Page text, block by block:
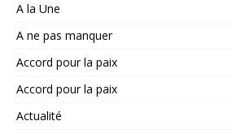
A la Une
A ne pas manquer
Accord pour la paix
Accord pour la paix
Actualité